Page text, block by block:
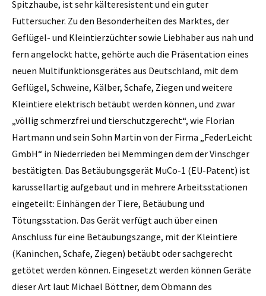
Spitzhaube, ist sehr kälteresistent und ein guter
Futtersucher. Zu den Besonderheiten des Marktes, der
Geflügel- und Kleintierzüchter sowie Liebhaber aus nah und
fern angelockt hatte, gehörte auch die Präsentation eines
neuen Multifunktionsgerätes aus Deutschland, mit dem
Geflügel, Schweine, Kälber, Schafe, Ziegen und weitere
Kleintiere elektrisch betäubt werden können, und zwar
„völlig schmerzfrei und tierschutzgerecht“, wie Florian
Hartmann und sein Sohn Martin von der Firma „FederLeicht
GmbH“ in Niederrieden bei Memmingen dem der Vinschger
bestätigten. Das Betäubungsgerät MuCo-1 (EU-Patent) ist
karussellartig aufgebaut und in mehrere Arbeitsstationen
eingeteilt: Einhängen der Tiere, Betäubung und
Tötungsstation. Das Gerät verfügt auch über einen
Anschluss für eine Betäubungszange, mit der Kleintiere
(Kaninchen, Schafe, Ziegen) betäubt oder sachgerecht
getötet werden können. Eingesetzt werden können Geräte
dieser Art laut Michael Böttner, dem Obmann des